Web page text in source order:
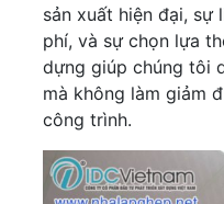
sản xuất hiện đại, sự
phí, và sự chọn lựa
dựng giúp chúng tôi
mà không làm giảm
công trình.